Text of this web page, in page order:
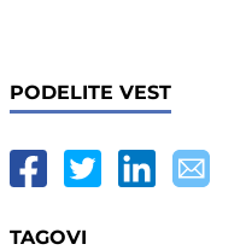
PODELITE VEST
TAGOVI